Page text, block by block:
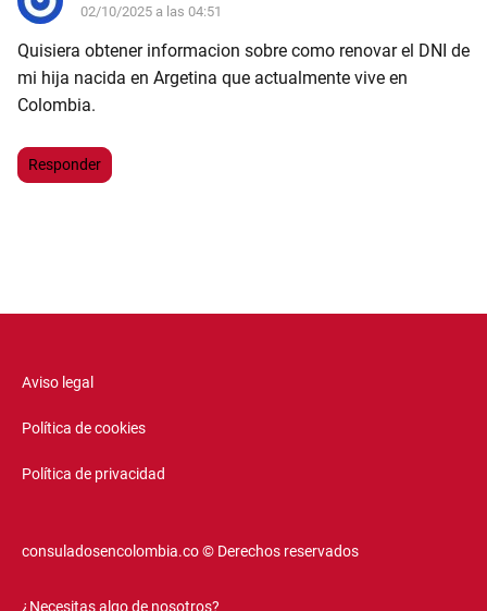
02/10/2025 a las 04:51
Quisiera obtener informacion sobre como renovar el DNI de
mi hija nacida en Argetina que actualmente vive en
Colombia.
Responder
Aviso legal
Política de cookies
Política de privacidad
consuladosencolombia.co © Derechos reservados
¿Necesitas algo de nosotros?